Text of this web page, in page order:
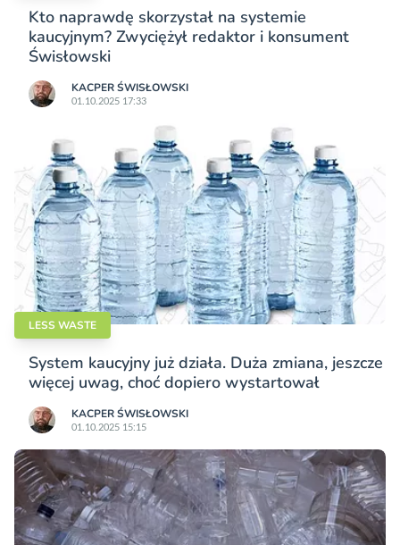
Kto naprawdę skorzystał na systemie
kaucyjnym? Zwyciężył redaktor i konsument
Świsłowski
KACPER ŚWISŁO­WSKI
01.10.2025 17:33
LESS WASTE
System kaucyjny już działa. Duża zmiana, jeszcze
więcej uwag, choć dopiero wystartował
KACPER ŚWISŁO­WSKI
01.10.2025 15:15